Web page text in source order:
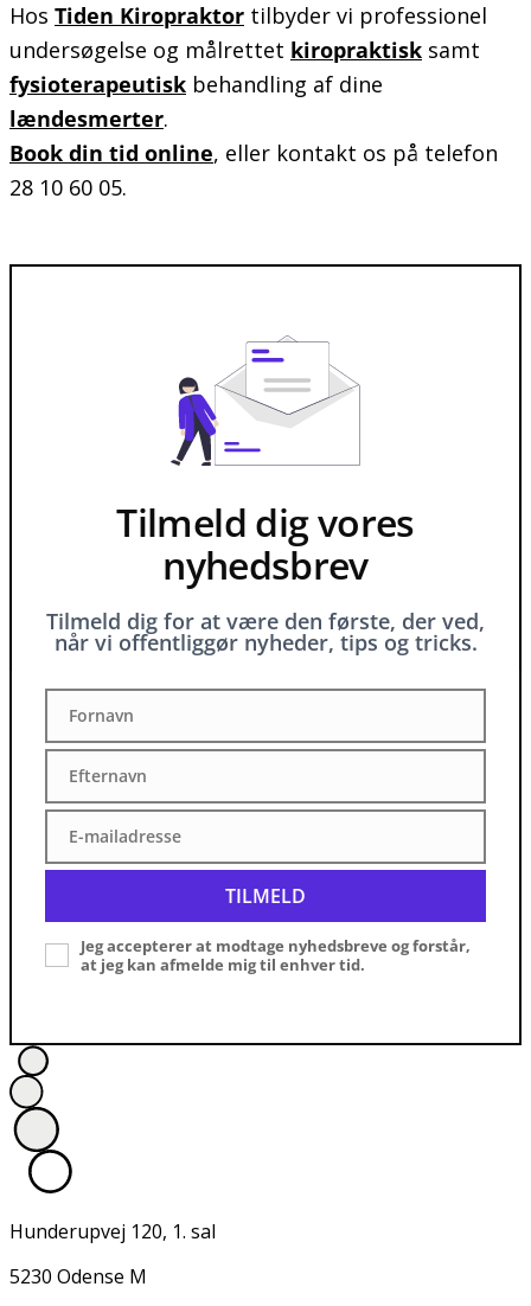
Hos Tiden Kiropraktor tilbyder vi professionel
undersøgelse og målrettet kiropraktisk samt
fysioterapeutisk behandling af dine
lændesmerter.
Book din tid online, eller kontakt os på telefon
28 10 60 05.
Tilmeld dig vores
nyhedsbrev
Tilmeld dig for at være den første, der ved,
når vi offentliggør nyheder, tips og tricks.
Fornavn
Fornavn
Efternavn
Efternavn
mailadresse
E-mailadresse
TILMELD
Jeg accepterer at modtage nyhedsbreve og forstår,
at jeg kan afmelde mig til enhver tid.
Hunderupvej 120, 1. sal
5230 Odense M